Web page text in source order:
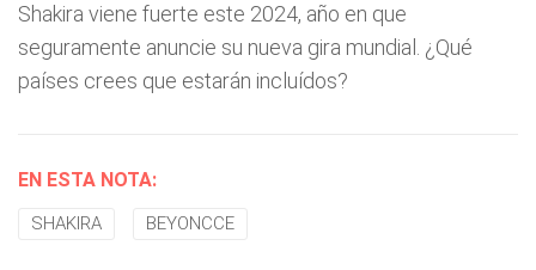
Shakira viene fuerte este 2024, año en que
seguramente anuncie su nueva gira mundial. ¿Qué
países crees que estarán incluídos?
EN ESTA NOTA:
SHAKIRA BEYONCCE